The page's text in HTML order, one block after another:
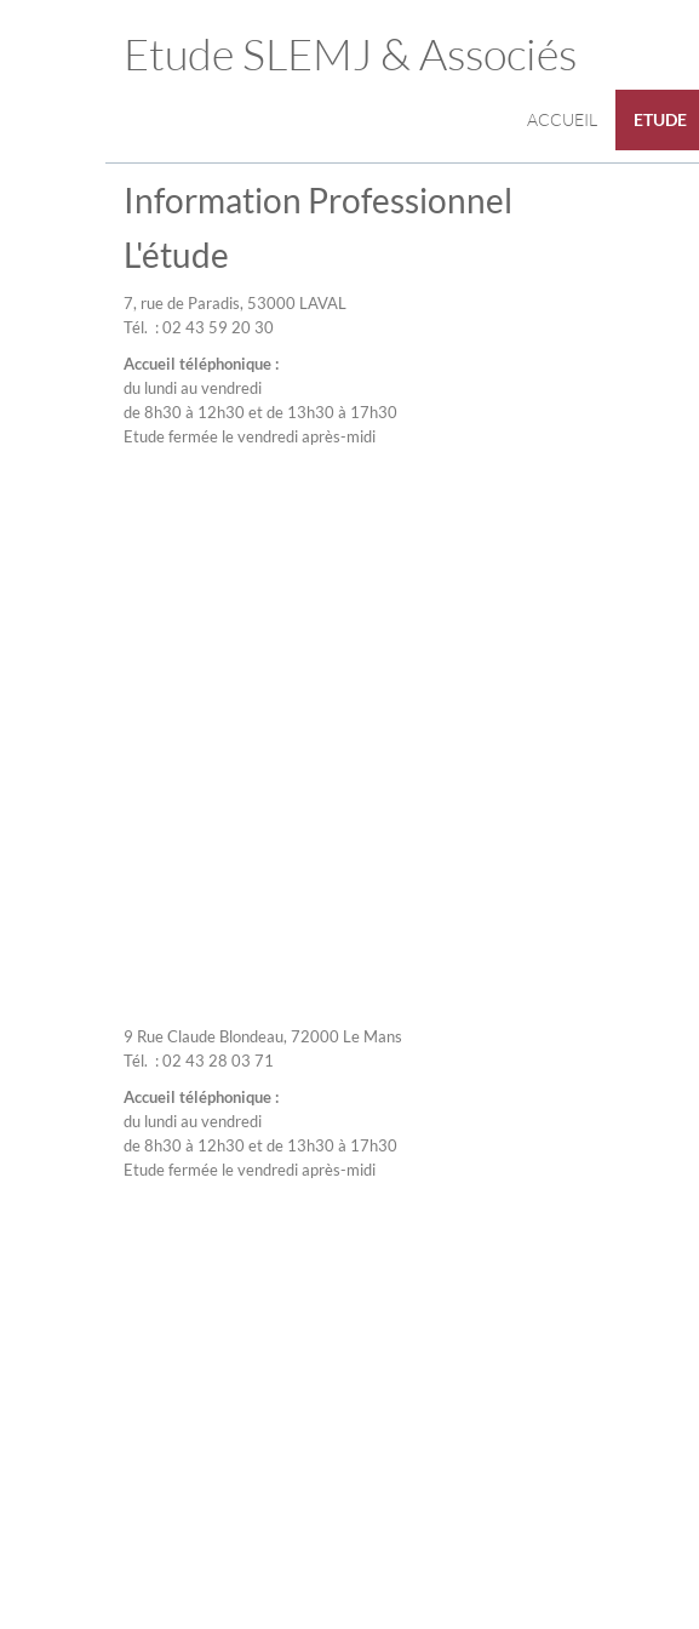
Etude SLEMJ & Associés
ACCUEIL ETUDE
Information Professionnel
L'étude
7, rue de Paradis, 53000 LAVAL
Tél. : 02 43 59 20 30
Accueil téléphonique :
du lundi au vendredi
de 8h30 à 12h30 et de 13h30 à 17h30
Etude fermée le vendredi après-midi
9 Rue Claude Blondeau, 72000 Le Mans
Tél. : 02 43 28 03 71
Accueil téléphonique :
du lundi au vendredi
de 8h30 à 12h30 et de 13h30 à 17h30
Etude fermée le vendredi après-midi